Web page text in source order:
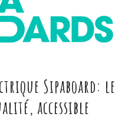
Sipaboard: le
accessible